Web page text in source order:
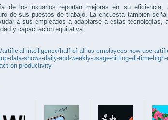
de los usuarios reportan mejoras en su eficiencia,
de sus puestos de trabajo. La encuesta también
a sus empleados a adaptarse a estas tecnologías,
y capacitación equitativa.
intelligence/half-of-all-us-employees-now-use-
data-shows-daily-and-weekly-usage-hitting-all-time-
on-productivity